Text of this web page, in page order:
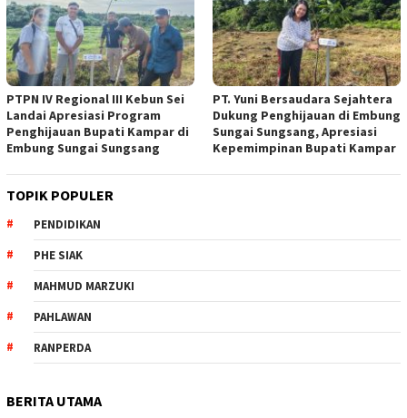
PTPN IV Regional III Kebun Sei
Landai Apresiasi Program
Penghijauan Bupati Kampar di
Embung Sungai Sungsang
PT. Yuni Bersaudara Sejahtera
Dukung Penghijauan di Embung
Sungai Sungsang, Apresiasi
Kepemimpinan Bupati Kampar ‎
TOPIK POPULER
PENDIDIKAN
PHE SIAK
MAHMUD MARZUKI
PAHLAWAN
RANPERDA
BERITA UTAMA